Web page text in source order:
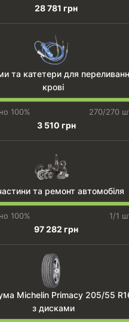
28 781 грн
та катетери для
крові
100% 270/270
3 510 грн
та ремонт автомобіля
100% 1/1
97 282 грн
Michelin Primacy 205/55
з дисками